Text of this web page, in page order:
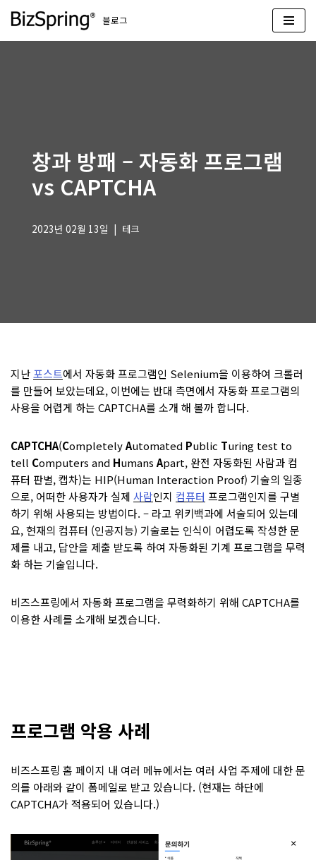
콘
블로그
창과 방패 – 자동화 프로그램
vs CAPTCHA
2023년 02월 13일 테크
지난포스트에서 자동화 프로그램인 Selenium을 이용하여 크롤러
를 만들어 보았는데요, 이번에는 반대 측면에서 자동화 프로그램의
사용을 어렵게 하는 CAPTCHA를 소개 해 볼까 합니다.
CAPTCHA(CompletelyAutomated Public Turing test to
tell Computers and Humans Apart, 완전 자동화된 사람과 컴
퓨터 판별, 캡차)는 HIP(Human Interaction Proof) 기술의 일종
으로, 어떠한 사용자가 실제 사람인지 컴퓨터 프로그램인지를 구별
하기 위해 사용되는 방법이다. – 라고 위키백과에 서술되어 있는데
요, 현재의 컴퓨터 (인공지능) 기술로는 인식이 어렵도록 작성한 문
제를 내고, 답안을 제출 받도록 하여 자동화된 기계 프로그램을 무력
화 하는 기술입니다.
비즈스프링에서 자동화 프로그램을 무력화하기 위해 CAPTCHA를
이용한 사례를 소개해 보겠습니다.
프로그램 악용 사례
비즈스프링 홈 페이지 내 여러 메뉴에서는 여러 사업 주제에 대한 문
의를 아래와 같이 폼메일로 받고 있습니다. (현재는 하단에
CAPTCHA가 적용되어 있습니다.)